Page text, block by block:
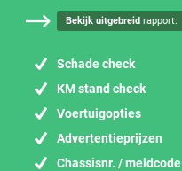
Bekijk uitgebreidrapport:
Schade check
KM stand check
Voertuigopties
Advertentieprijzen
Chassisnr. / meldcode